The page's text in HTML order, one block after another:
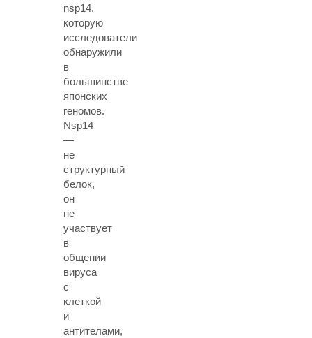
nsp14,
которую
исследователи
обнаружили
в
большинстве
японских
геномов.
Nsp14
—
не
структурный
белок,
он
не
участвует
в
общении
вируса
с
клеткой
и
антителами,